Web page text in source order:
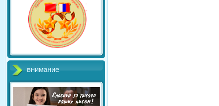
внимание